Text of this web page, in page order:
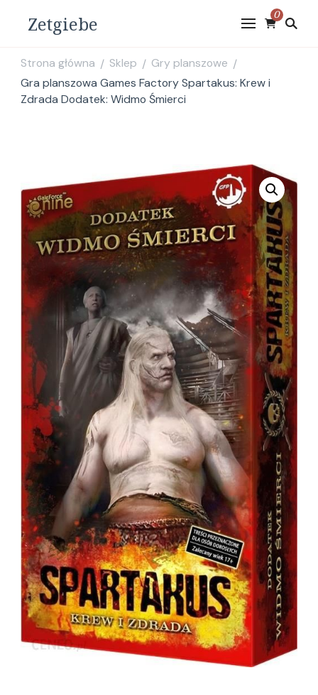
Zetgiebe 0
Strona główna / Sklep / Gry planszowe /
Gra planszowa Games Factory Spartakus: Krew i
Zdrada Dodatek: Widmo Śmierci